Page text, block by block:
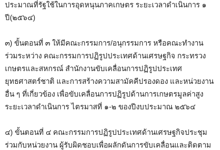
ประมาณที่รัฐใช้ในการอุดหนุนภาคเกษตร ระยะเวลาดำเนินการ ๑
ปี(๒๕๖๔)
๓) ขั้นตอนที่ ๓ ให้มีคณะกรรมการ/อนุกรรมการ หรือคณะทำงาน
ร่วมระหว่าง คณะกรรมการปฏิรูปประเทศด้านเศรษฐกิจ กระทรวง
เกษตรและสหกรณ์ สำนักงานขับเคลื่อนการปฏิรูปประเทศ
ยุทธศาสตร์ชาติ และการสร้างความสามัคคีปรองดอง และหน่วยงาน
อื่น ๆ ที่เกี่ยวข้อง เพื่อขับเคลื่อนการปฏิรูปด้านการเกษตรมูลค่าสูง
ระยะเวลาดำเนินการ ไตรมาสที่ ๑-๒ ของปีงบประมาณ ๒๕๖๔
๔) ขั้นตอนที่ ๔ คณะกรรมการปฏิรูปประเทศด้านเศรษฐกิจประชุม
ร่วมกับหน่วยงาน ผู้รับผิดชอบเพื่อผลักดันการขับเคลื่อนและติดตาม